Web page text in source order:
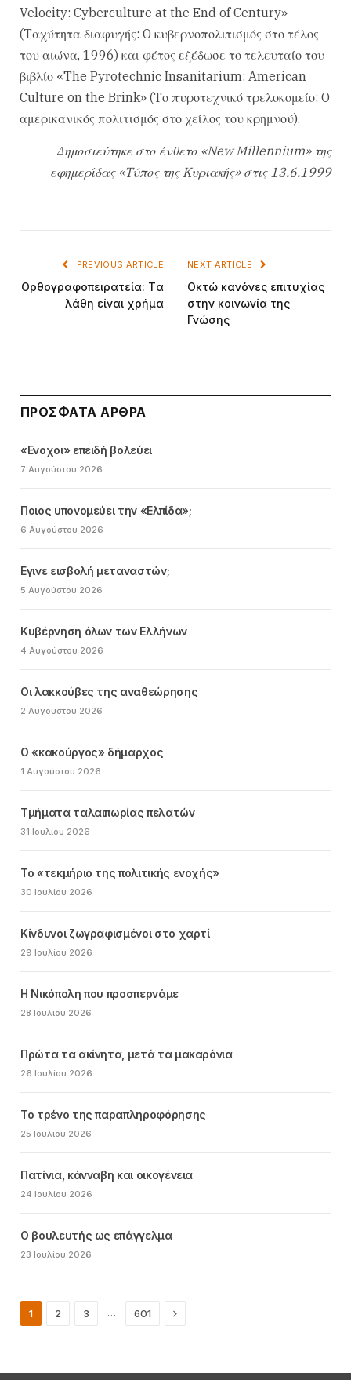
Velocity: Cyberculture at the End of Century»
(Tαχύτητα διαφυγής: O κυβερνοπολιτισμός στο τέλος
του αιώνα, 1996) και φέτος εξέδωσε το τελευταίο του
βιβλίο «The Pyrotechnic Insanitarium: American
Culture on the Brink» (Tο πυροτεχνικό τρελοκομείο: O
αμερικανικός πολιτισμός στο χείλος του κρημνού).
Δημοσιεύτηκε στο ένθετο «New Millennium» της
εφημερίδας «Tύπος της Kυριακής» στις 13.6.1999
PREVIOUS ARTICLE
Oρθογραφοπειρατεία: Tα
λάθη είναι χρήμα
NEXT ARTICLE
Oκτώ κανόνες επιτυχίας
στην κοινωνία της
Γνώσης
ΠΡΌΣΦΑΤΑ ΆΡΘΡΑ
«Ενοχοι» επειδή βολεύει
7 Αυγούστου 2026
Ποιος υπονομεύει την «Ελπίδα»;
6 Αυγούστου 2026
Εγινε εισβολή μεταναστών;
5 Αυγούστου 2026
Κυβέρνηση όλων των Ελλήνων
4 Αυγούστου 2026
Οι λακκούβες της αναθεώρησης
2 Αυγούστου 2026
Ο «κακούργος» δήμαρχος
1 Αυγούστου 2026
Τμήματα ταλαιπωρίας πελατών
31 Ιουλίου 2026
Το «τεκμήριο της πολιτικής ενοχής»
30 Ιουλίου 2026
Κίνδυνοι ζωγραφισμένοι στο χαρτί
29 Ιουλίου 2026
Η Νικόπολη που προσπερνάμε
28 Ιουλίου 2026
Πρώτα τα ακίνητα, μετά τα μακαρόνια
26 Ιουλίου 2026
Το τρένο της παραπληροφόρησης
25 Ιουλίου 2026
Πατίνια, κάνναβη και οικογένεια
24 Ιουλίου 2026
Ο βουλευτής ως επάγγελμα
23 Ιουλίου 2026
1 2 3 … 601 Next